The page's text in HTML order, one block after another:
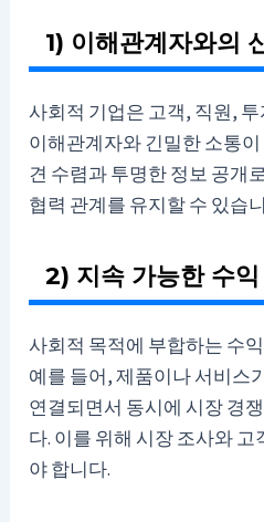
1) 이해관계자와의
사회적 기업은 고객, 직원,
이해관계자와 긴밀한 소통
견 수렴과 투명한 정보 공개
협력 관계를 유지할 수 있습
2) 지속 가능한 수
사회적 목적에 부합하는 수
예를 들어, 제품이나 서비스
연결되면서 동시에 시장 경
다. 이를 위해 시장 조사와
야 합니다.